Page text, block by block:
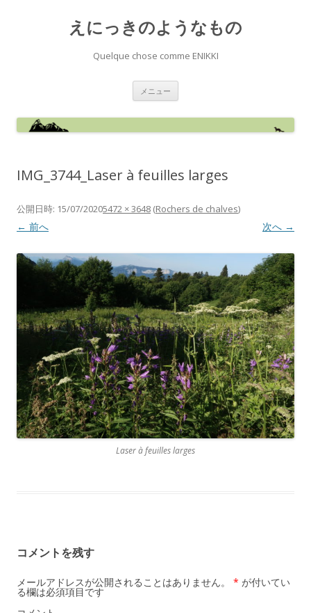
えにっきのようなもの
Quelque chose comme ENIKKI
メニュー
ン
へ
プ
IMG_3744_Laser à feuilles larges
公開日時: 15/07/20205472 × 3648 (Rochers de chalves)
← 前へ 次へ →
Laser à feuilles larges
コメントを残す
メールアドレスが公開されることはありません。 * が付いてい
る欄は必須項目です